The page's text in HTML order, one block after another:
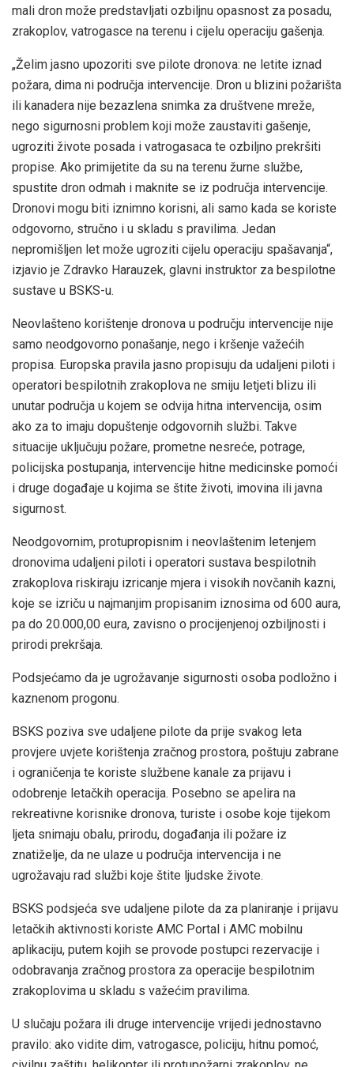
mali dron može predstavljati ozbiljnu opasnost za posadu,
zrakoplov, vatrogasce na terenu i cijelu operaciju gašenja.
„Želim jasno upozoriti sve pilote dronova: ne letite iznad
požara, dima ni područja intervencije. Dron u blizini požarišta
ili kanadera nije bezazlena snimka za društvene mreže,
nego sigurnosni problem koji može zaustaviti gašenje,
ugroziti živote posada i vatrogasaca te ozbiljno prekršiti
propise. Ako primijetite da su na terenu žurne službe,
spustite dron odmah i maknite se iz područja intervencije.
Dronovi mogu biti iznimno korisni, ali samo kada se koriste
odgovorno, stručno i u skladu s pravilima. Jedan
nepromišljen let može ugroziti cijelu operaciju spašavanja“,
izjavio je Zdravko Harauzek, glavni instruktor za bespilotne
sustave u BSKS-u.
Neovlašteno korištenje dronova u području intervencije nije
samo neodgovorno ponašanje, nego i kršenje važećih
propisa. Europska pravila jasno propisuju da udaljeni piloti i
operatori bespilotnih zrakoplova ne smiju letjeti blizu ili
unutar područja u kojem se odvija hitna intervencija, osim
ako za to imaju dopuštenje odgovornih službi. Takve
situacije uključuju požare, prometne nesreće, potrage,
policijska postupanja, intervencije hitne medicinske pomoći
i druge događaje u kojima se štite životi, imovina ili javna
sigurnost.
Neodgovornim, protupropisnim i neovlaštenim letenjem
dronovima udaljeni piloti i operatori sustava bespilotnih
zrakoplova riskiraju izricanje mjera i visokih novčanih kazni,
koje se izriču u najmanjim propisanim iznosima od 600 aura,
pa do 20.000,00 eura, zavisno o procijenjenoj ozbiljnosti i
prirodi prekršaja.
Podsjećamo da je ugrožavanje sigurnosti osoba podložno i
kaznenom progonu.
BSKS poziva sve udaljene pilote da prije svakog leta
provjere uvjete korištenja zračnog prostora, poštuju zabrane
i ograničenja te koriste službene kanale za prijavu i
odobrenje letačkih operacija. Posebno se apelira na
rekreativne korisnike dronova, turiste i osobe koje tijekom
ljeta snimaju obalu, prirodu, događanja ili požare iz
znatiželje, da ne ulaze u područja intervencija i ne
ugrožavaju rad službi koje štite ljudske živote.
BSKS podsjeća sve udaljene pilote da za planiranje i prijavu
letačkih aktivnosti koriste AMC Portal i AMC mobilnu
aplikaciju, putem kojih se provode postupci rezervacije i
odobravanja zračnog prostora za operacije bespilotnim
zrakoplovima u skladu s važećim pravilima.
U slučaju požara ili druge intervencije vrijedi jednostavno
pravilo: ako vidite dim, vatrogasce, policiju, hitnu pomoć,